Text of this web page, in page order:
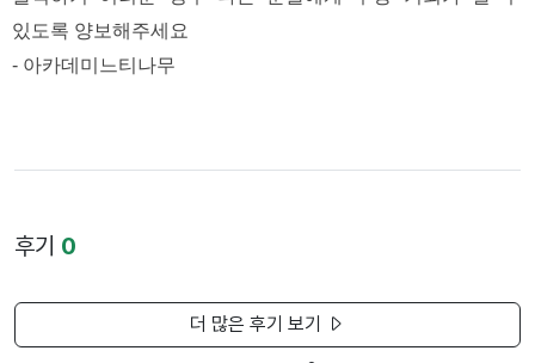
있도록 양보해주세요
- 아카데미느티나무
후기 0
더 많은 후기 보기